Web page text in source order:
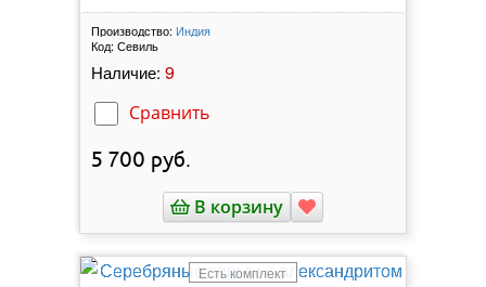
Производство: Индия
Код: Севиль
Наличие: 9
Сравнить
5 700 руб.
В корзину
Есть комплект